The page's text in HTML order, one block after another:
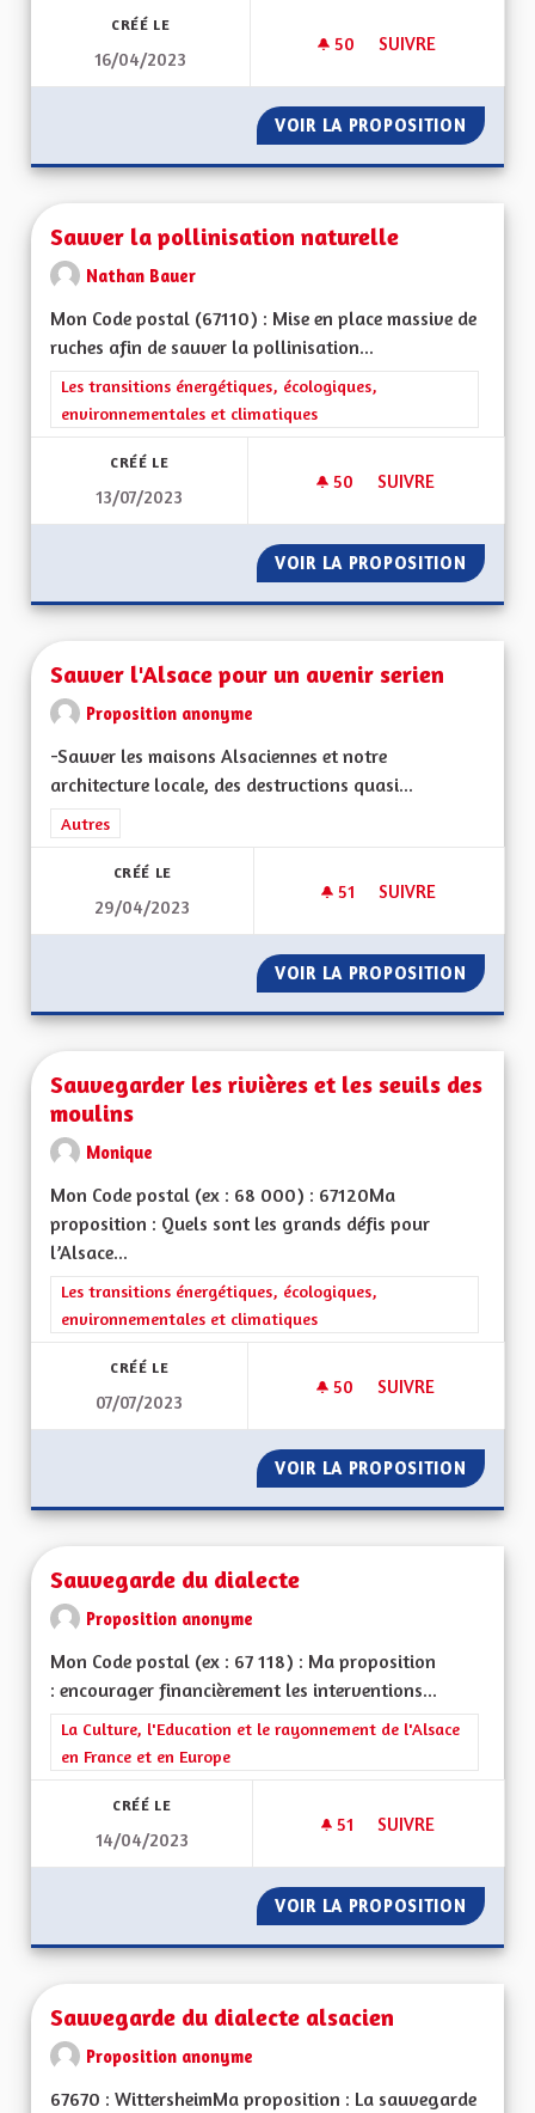
CRÉÉ LE
16/04/2023
50 50 ABONNÉS
SUIVRE
VOIR LA PROPOSITION
Sauver la pollinisation naturelle
Nathan Bauer
Mon Code postal (67110) : Mise en place massive de
ruches afin de sauver la pollinisation...
Filtrer les résultats de la catégorie : Les transitions
Les transitions énergétiques, écologiques,
environnementales et climatiques
CRÉÉ LE
13/07/2023
50 50 ABONNÉS
SUIVRE
VOIR LA PROPOSITION
Sauver l'Alsace pour un avenir serien
Proposition anonyme
-Sauver les maisons Alsaciennes et notre
architecture locale, des destructions quasi...
Filtrer les résultats de la catégorie : Autres
Autres
CRÉÉ LE
29/04/2023
51 51 ABONNÉS
SUIVRE
VOIR LA PROPOSITION
Sauvegarder les rivières et les seuils des
moulins
Monique
Mon Code postal (ex : 68 000) : 67120Ma
proposition : Quels sont les grands défis pour
l’Alsace...
Filtrer les résultats de la catégorie : Les transitions
Les transitions énergétiques, écologiques,
environnementales et climatiques
CRÉÉ LE
07/07/2023
50 50 ABONNÉS
SUIVRE
VOIR LA PROPOSITION
Sauvegarde du dialecte
Proposition anonyme
Mon Code postal (ex : 67 118) : Ma proposition
: encourager financièrement les interventions...
Filtrer les résultats de la catégorie : La Culture, l'Education et
La Culture, l'Education et le rayonnement de l'Alsace
en France et en Europe
CRÉÉ LE
14/04/2023
51 51 ABONNÉS
SUIVRE
VOIR LA PROPOSITION
Sauvegarde du dialecte alsacien
Proposition anonyme
67670 : WittersheimMa proposition : La sauvegarde